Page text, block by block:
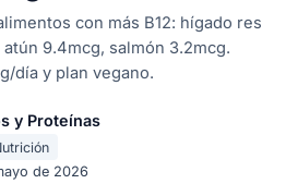
con más B12: hígado res
9.4mcg, salmón 3.2mcg.
día y plan vegano.
y Proteínas
de 2026